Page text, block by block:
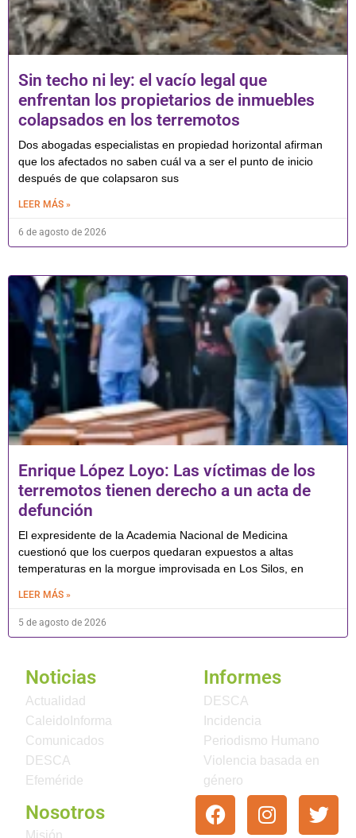
Sin techo ni ley: el vacío legal que
enfrentan los propietarios de inmuebles
colapsados en los terremotos
Dos abogadas especialistas en propiedad horizontal afirman
que los afectados no saben cuál va a ser el punto de inicio
después de que colapsaron sus
LEER MÁS »
6 de agosto de 2026
Enrique López Loyo: Las víctimas de los
terremotos tienen derecho a un acta de
defunción
El expresidente de la Academia Nacional de Medicina
cuestionó que los cuerpos quedaran expuestos a altas
temperaturas en la morgue improvisada en Los Silos, en
LEER MÁS »
5 de agosto de 2026
Noticias
Actualidad
CaleidoInforma
Comunicados
DESCA
Efeméride
Informes
DESCA
Incidencia
Periodismo Humano
Violencia basada en
género
Nosotros